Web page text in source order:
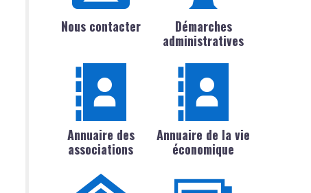
Nous contacter
Démarches
administratives
Annuaire des
associations
Annuaire de la vie
économique